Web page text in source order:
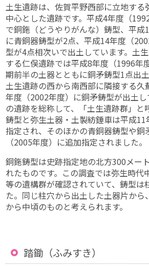
土生遺跡は、佐賀平野西部に立地する
中心とした遺跡です。平成4年度（
で銅鉇（どうやりがんな）鋳型、平成
に青銅器鋳型が2点、平成14年度（
型が4点相次いで出土しています。土
する仁俣遺跡では平成8年度（1996年
期前半の土器とともに銅矛鋳型1点出土
土生遺跡の西から南西部に隣接する久
年度（2002年度）に銅矛鋳型が出土
の遺跡を総称して、「土生遺跡群」と
鋳型と弥生土器・土製紡錘車は平成
指定され、そのほかの青銅器鋳型や銅
（2005年度）に追加指定されました。
銅鉇鋳型は史跡指定地の北方300メー
れたものです。この調査では弥生時代
等の遺構群が確認されていて、鋳型は
た。同じ柱穴から出土した土器片か
から中頃のものと考えられます。
踏鋤（ふみすき）